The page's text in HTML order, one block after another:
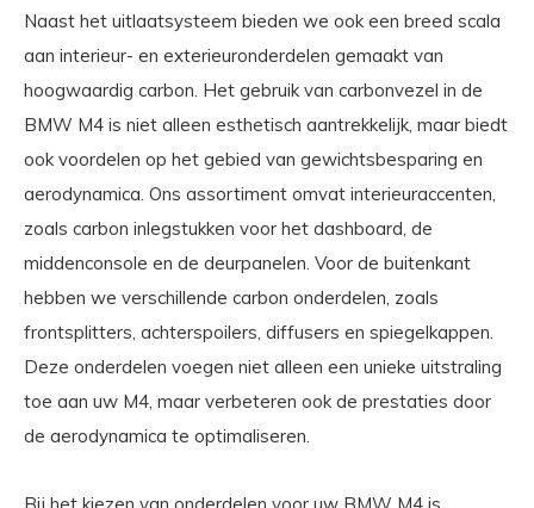
Naast het uitlaatsysteem bieden we ook een breed scala
aan interieur- en exterieuronderdelen gemaakt van
hoogwaardig carbon. Het gebruik van carbonvezel in de
BMW M4 is niet alleen esthetisch aantrekkelijk, maar biedt
ook voordelen op het gebied van gewichtsbesparing en
aerodynamica. Ons assortiment omvat interieuraccenten,
zoals carbon inlegstukken voor het dashboard, de
middenconsole en de deurpanelen. Voor de buitenkant
hebben we verschillende carbon onderdelen, zoals
frontsplitters, achterspoilers, diffusers en spiegelkappen.
Deze onderdelen voegen niet alleen een unieke uitstraling
toe aan uw M4, maar verbeteren ook de prestaties door
de aerodynamica te optimaliseren.
Bij het kiezen van onderdelen voor uw BMW M4 is